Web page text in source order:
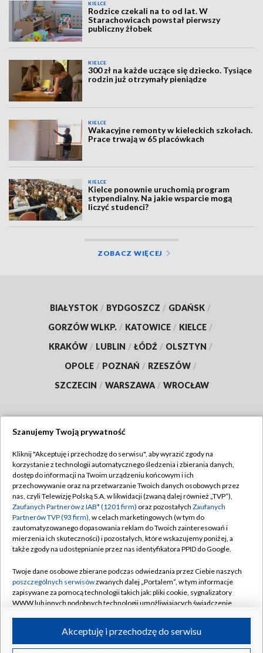
KIELCE
Rodzice czekali na to od lat. W
Starachowicach powstał pierwszy
publiczny żłobek
KIELCE
300 zł na każde uczące się dziecko. Tysiące
rodzin już otrzymały pieniądze
KIELCE
Wakacyjne remonty w kieleckich szkołach.
Prace trwają w 65 placówkach
KIELCE
Kielce ponownie uruchomią program
stypendialny. Na jakie wsparcie mogą
liczyć studenci?
ZOBACZ WIĘCEJ
BIAŁYSTOK / BYDGOSZCZ / GDAŃSK /
GORZÓW WLKP. / KATOWICE / KIELCE /
KRAKÓW / LUBLIN / ŁÓDŹ / OLSZTYN /
OPOLE / POZNAŃ / RZESZÓW /
SZCZECIN / WARSZAWA / WROCŁAW
TVP
Abonament TVP
Emisja w TVP
Centrum informacji TVP
Naziemna Telewizja Cyfrowa
Rada Programowa
System NOS
Informacje o nadawcy
Program dla prasy
Regulamin TVP
Polityka prywatności
Moje zgody
Pomoc
Kontakt
Kanały
©2026 Telewizja Polska S.A. w likwidacji
Szanujemy Twoją prywatność
Kliknij "Akceptuję i przechodzę do serwisu", aby wyrazić zgody na
korzystanie z technologii automatycznego śledzenia i zbierania danych,
dostęp do informacji na Twoim urządzeniu końcowym i ich
przechowywanie oraz na przetwarzanie Twoich danych osobowych przez
nas, czyli Telewizję Polską S.A. w likwidacji (zwaną dalej również „TVP”),
Zaufanych Partnerów z IAB* (1201 firm) oraz pozostałych Zaufanych
Partnerów TVP (93 firm), w celach marketingowych (w tym do
zautomatyzowanego dopasowania reklam do Twoich zainteresowań i
mierzenia ich skuteczności) i pozostałych, które wskazujemy poniżej, a
także zgody na udostępnianie przez nas identyfikatora PPID do Google.
Twoje dane osobowe zbierane podczas odwiedzania przez Ciebie naszych
poszczególnych serwisówzwanych dalej „Portalem”, w tym informacje
zapisywane za pomocą technologii takich jak: pliki cookie, sygnalizatory
WWW lub innych podobnych technologii umożliwiających świadczenie
ruchu w Internecie.Akceptuję i przechodzę do serwisu